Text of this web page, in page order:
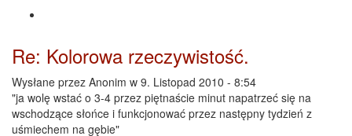
Re: Kolorowa rzeczywistość.
Wysłane przez Anonim w 9. Listopad 2010 - 8:54
"ja wolę wstać o 3-4 przez piętnaście minut napatrzeć się na
wschodzące słońce i funkcjonować przez następny tydzień z
uśmiechem na gębie"